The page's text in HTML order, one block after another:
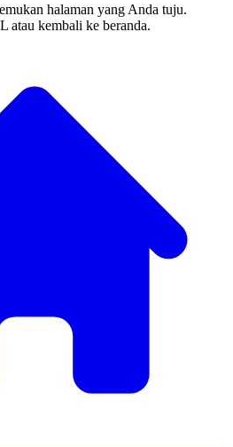
halaman yang Anda tuju.
atau kembali ke beranda.